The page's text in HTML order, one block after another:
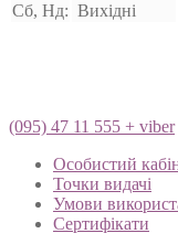
Сб, Нд: Вихідні
(095) 47 11 555 + viber
Особистий
Точки видачі
Умови
Сертифікати